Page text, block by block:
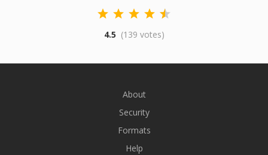
4.5 (139 votes)
About
Security
Formats
Help